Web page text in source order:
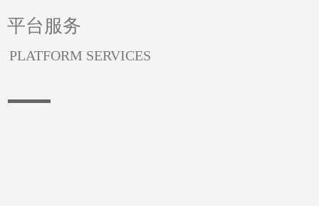
PLATFORM SERVICES
平台服务